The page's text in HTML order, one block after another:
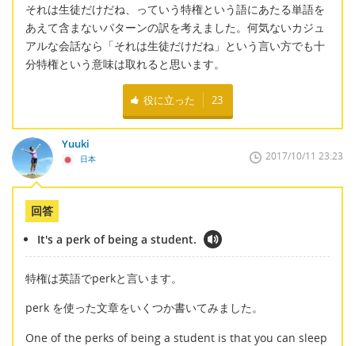
それは生徒だけだね、っていう特権という語にあたる単語を
あえて含まないパターンの訳を考えました。何気ないカジュ
アルな会話なら「それは生徒だけだね」という言い方でも十
分特権という意味は取れると思います。
役に立った 23
Yuuki
日本 2017/10/11 23:23
回答
It's a perk of being a student.
特権は英語でperkと言います。
perk を使った文章をいくつか書いてみました。
One of the perks of being a student is that you can sleep